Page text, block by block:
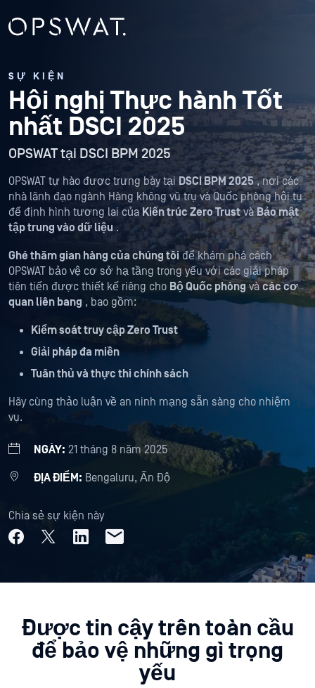
SỰ KIỆN
Hội nghị Thực hành Tốt
nhất DSCI 2025
OPSWAT tại DSCI BPM 2025
OPSWAT tự hào được trưng bày tại DSCI BPM 2025, nơi các
nhà lãnh đạo ngành Hàng không vũ trụ và Quốc phòng hội tụ
để định hình tương lai của Kiến trúc Zero TrustvàBảo mật
tập trung vào dữ liệu .
Ghé thăm gian hàng của chúng tôi để khám phá cách
OPSWAT bảo vệ cơ sở hạ tầng trọng yếu với các giải pháp
tiên tiến được thiết kế riêng cho Bộ Quốc phòng và các cơ
quan liên bang , bao gồm:
Kiểm soát truy cập Zero Trust
Giải pháp đa miền
Tuân thủ và thực thi chính sách
Hãy cùng thảo luận về an ninh mạng sẵn sàng cho nhiệm
vụ.
NGÀY: 21 tháng 8 năm 2025
ĐỊA ĐIỂM: Bengaluru, Ấn Độ
Chia sẻ sự kiện này
Được tin cậy trên toàn cầu
để bảo vệ những gì trọng
yếu